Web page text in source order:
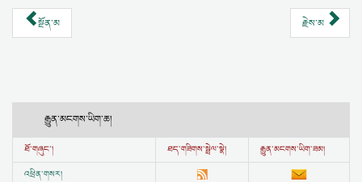
སྔོན་མ རྗེས་མ
རྒྱུན་མངགས་ཡིག་ཆ།
ཐོ་གཞུང་། ཐད་གཟིགས་སྦྲེལ་སྣེ།
རྒྱུན་མངགས་ཡིག་ཟམ།
འཕྲིན་གསར།